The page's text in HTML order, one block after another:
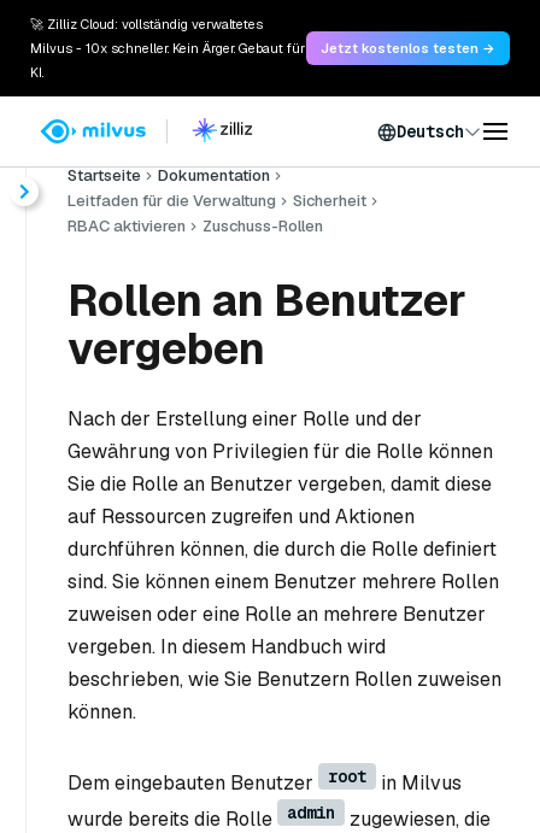
🚀 Zilliz Cloud: vollständig verwaltetes
Milvus - 10x schneller. Kein Ärger. Gebaut für
KI.
Jetzt kostenlos testen →
Deutsch
Startseite
Dokumentation
Leitfaden für die Verwaltung
Sicherheit
RBAC aktivieren
Zuschuss-Rollen
Rollen an Benutzer
vergeben
Nach der Erstellung einer Rolle und der
Gewährung von Privilegien für die Rolle können
Sie die Rolle an Benutzer vergeben, damit diese
auf Ressourcen zugreifen und Aktionen
durchführen können, die durch die Rolle definiert
sind. Sie können einem Benutzer mehrere Rollen
zuweisen oder eine Rolle an mehrere Benutzer
vergeben. In diesem Handbuch wird
beschrieben, wie Sie Benutzern Rollen zuweisen
können.
Dem eingebauten Benutzer root
in Milvus
wurde bereits die Rolle
admin
zugewiesen, die